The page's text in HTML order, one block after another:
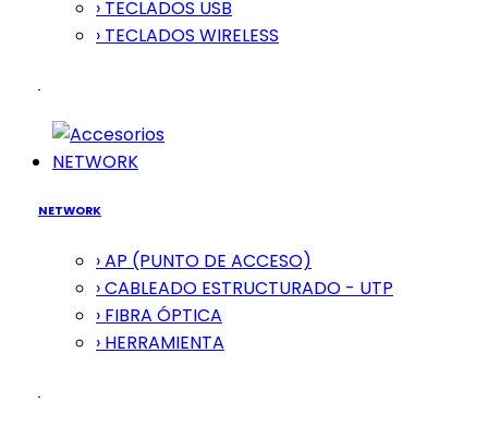
› TECLADOS USB
› TECLADOS WIRELESS
NETWORK
NETWORK
› AP (PUNTO DE ACCESO)
› CABLEADO ESTRUCTURADO - UTP
› FIBRA ÓPTICA
› HERRAMIENTA